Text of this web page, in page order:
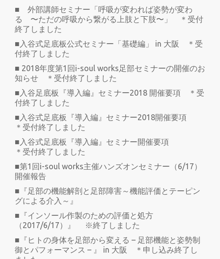
■ 外部講師セミナー「呼吸が変われば姿勢が変わ
る 〜ただの呼吸から繋がる上肢と下肢〜」 ＊受付
終了しました
■入谷式足底板公式セミナー「基礎編」 in 大阪 ＊受
付終了しました
■ 2018年度第1回i-soul works足部セミナーの開催のお
知らせ ＊受付終了しました
■入谷足底板『導入編』セミナー2018 開催要項 ＊受
付終了しました
■入谷式足底板『導入編』セミナー2018開催要項
＊受付終了しました
■入谷式足底板『導入編』セミナー開催要項
＊受付終了しました
■第1回i-soul works主催ハンズオンセミナー（6/17）
開催報告
■『足部の機能解剖と足部障害～機能評価とテーピン
グによる介入～』
■『インソール作製のための評価と処方
（2017/6/17）』 ※終了しました
■『ヒトの身体を足部から変える – 足部機能と姿勢制
御とパフォーマンス – 』 in 大阪 ＊申し込み終了し